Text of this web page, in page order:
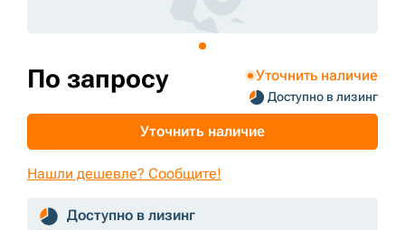
По запросу Уточнить наличие
Доступно в лизинг
Уточнить наличие
Нашли дешевле? Сообщите!
Доступно в лизинг